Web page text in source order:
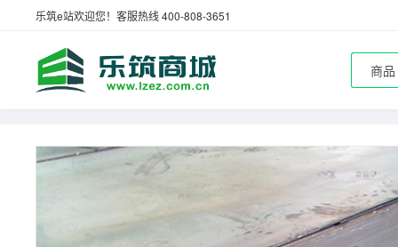
乐筑e站欢迎您！客服热线 400-808-3651